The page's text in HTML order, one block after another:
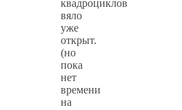
квадроциклов
вяло
уже
открыт.
(но
пока
нет
времени
на